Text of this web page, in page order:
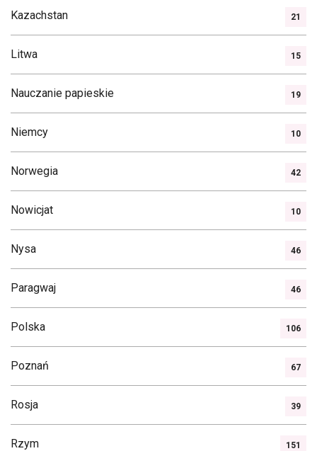
Kazachstan 21
Litwa 15
Nauczanie papieskie 19
Niemcy 10
Norwegia 42
Nowicjat 10
Nysa 46
Paragwaj 46
Polska 106
Poznań 67
Rosja 39
Rzym 151